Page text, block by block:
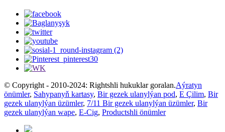
© Copyright - 2010-2024: Rightshli hukuklar goralan.Aýratyn
önümler, Sahypanyň kartasy, Bir gezek ulanylýan pod, E Çilim, Bir
gezek ulanylýan üzümler, 7/11 Bir gezek ulanylýan üzümler, Bir
gezek ulanylýan wape, E-Cig, Productshli önümler